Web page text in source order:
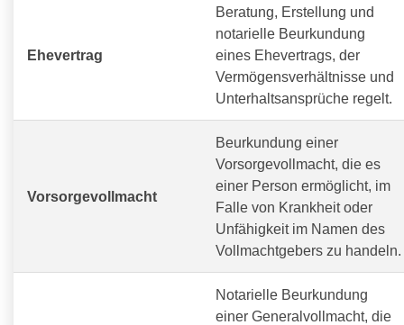
Ehevertrag
Beratung, Erstellung und
notarielle Beurkundung
eines Ehevertrags, der
Vermögensverhältnisse und
Unterhaltsansprüche regelt.
Vorsorgevollmacht
Beurkundung einer
Vorsorgevollmacht, die es
einer Person ermöglicht, im
Falle von Krankheit oder
Unfähigkeit im Namen des
Vollmachtgebers zu handeln.
Notarielle Beurkundung
einer Generalvollmacht, die